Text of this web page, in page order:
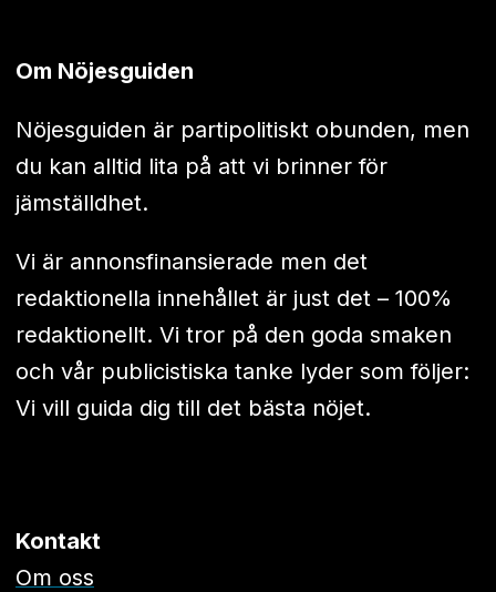
Om Nöjesguiden
Nöjesguiden är partipolitiskt obunden, men
du kan alltid lita på att vi brinner för
jämställdhet.
Vi är annonsfinansierade men det
redaktionella innehållet är just det – 100%
redaktionellt. Vi tror på den goda smaken
och vår publicistiska tanke lyder som följer:
Vi vill guida dig till det bästa nöjet.
Kontakt
Om oss